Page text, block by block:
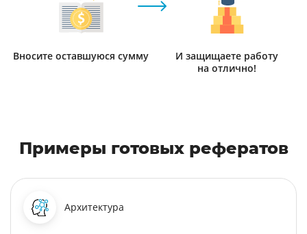
Вносите оставшуюся сумму
И защищаете работу
на отлично!
Примеры готовых рефератов
Архитектура